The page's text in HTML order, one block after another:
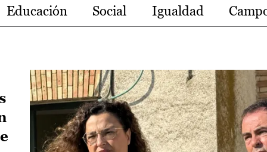
Educación Social Igualdad